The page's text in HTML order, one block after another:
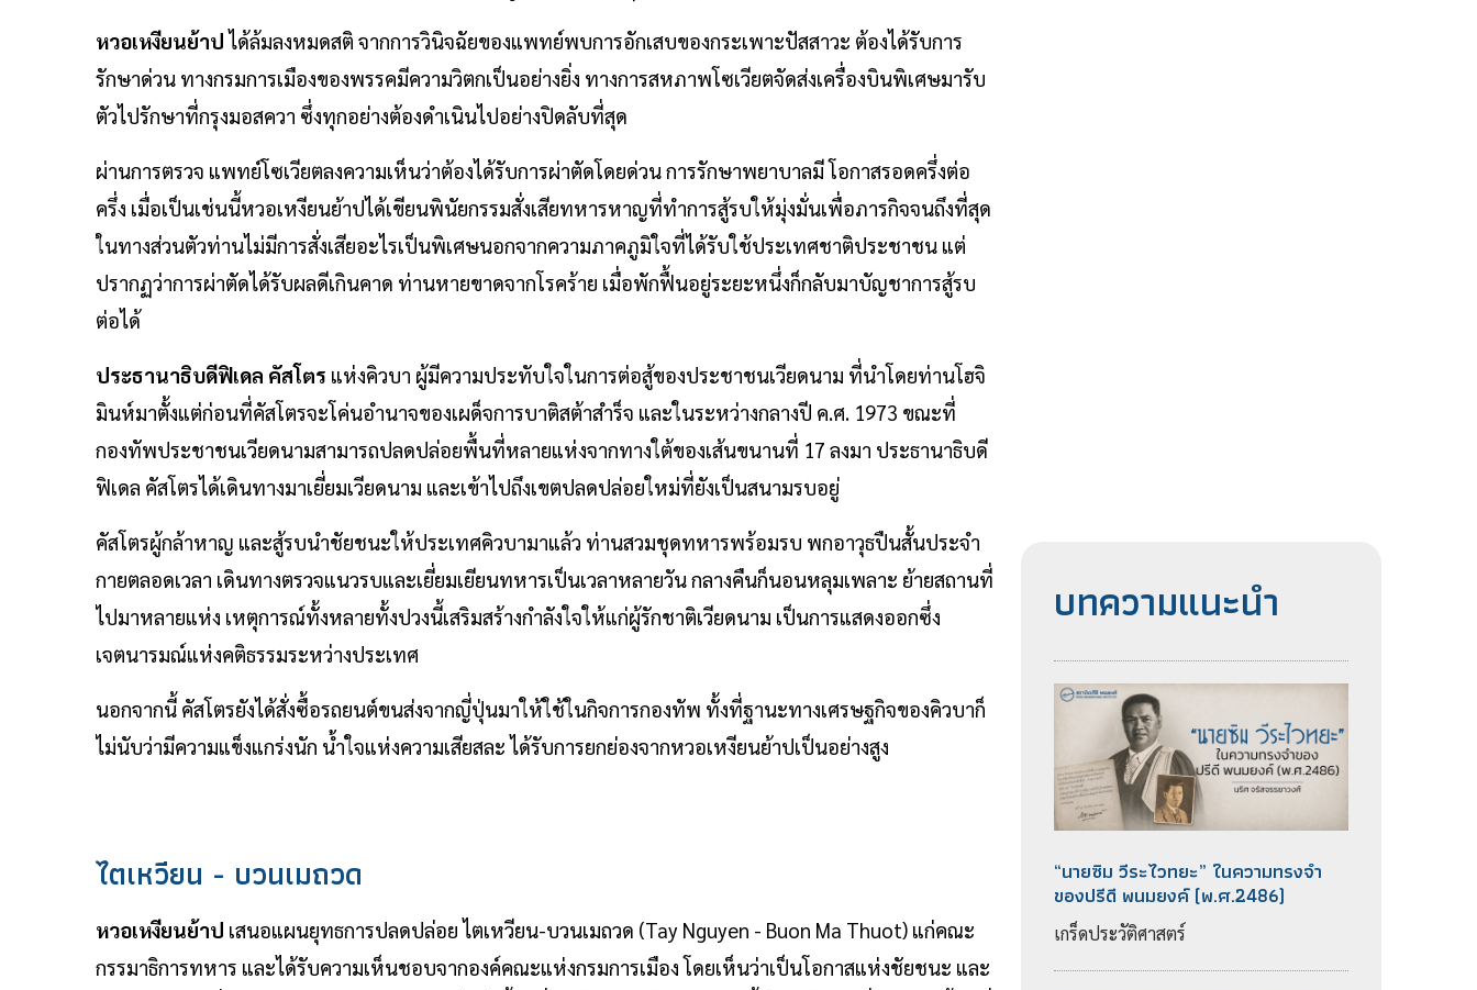
หวอเหงียนย้าปได้ล้มลงหมดสติ จากการวินิจฉัยของแพทย์พบการอักเสบของกระเพาะปัสสาวะ ต้องได้รับการ
รักษาด่วน ทางกรมการเมืองของพรรคมีความวิตกเป็นอย่างยิ่ง ทางการสหภาพโซเวียตจัดส่งเครื่องบินพิเศษมารับ
ตัวไปรักษาที่กรุงมอสควา ซึ่งทุกอย่างต้องดำเนินไปอย่างปิดลับที่สุด
ผ่านการตรวจ แพทย์โซเวียตลงความเห็นว่าต้องได้รับการผ่าตัดโดยด่วน การรักษาพยาบาลมี โอกาสรอดครึ่งต่อ
ครึ่ง เมื่อเป็นเช่นนี้หวอเหงียนย้าปได้เขียนพินัยกรรมสั่งเสียทหารหาญที่ทำการสู้รบให้มุ่งมั่นเพื่อภารกิจจนถึงที่สุด
ในทางส่วนตัวท่านไม่มีการสั่งเสียอะไรเป็นพิเศษนอกจากความภาคภูมิใจที่ได้รับใช้ประเทศชาติประชาชน แต่
ปรากฏว่าการผ่าตัดได้รับผลดีเกินคาด ท่านหายขาดจากโรคร้าย เมื่อพักฟื้นอยู่ระยะหนึ่งก็กลับมาบัญชาการสู้รบ
ต่อได้
ประธานาธิบดีฟิเดล คัสโตร แห่งคิวบา ผู้มีความประทับใจในการต่อสู้ของประชาชนเวียดนาม ที่นำโดยท่านโฮจิ
มินห์มาตั้งแต่ก่อนที่คัสโตรจะโค่นอำนาจของเผด็จการบาติสต้าสำร็จ และในระหว่างกลางปี ค.ศ. 1973 ขณะที่
กองทัพประชาชนเวียดนามสามารถปลดปล่อยพื้นที่หลายแห่งจากทางใต้ของเส้นขนานที่ 17 ลงมา ประธานาธิบดี
ฟิเดล คัสโตรได้เดินทางมาเยี่ยมเวียดนาม และเข้าไปถึงเขตปลดปล่อยใหม่ที่ยังเป็นสนามรบอยู่
คัสโตรผู้กล้าหาญ และสู้รบนำชัยชนะให้ประเทศคิวบามาแล้ว ท่านสวมชุดทหารพร้อมรบ พกอาวุธปืนสั้นประจำ
กายตลอดเวลา เดินทางตรวจแนวรบและเยี่ยมเยียนทหารเป็นเวลาหลายวัน กลางคืนก็นอนหลุมเพลาะ ย้ายสถานที่
ไปมาหลายแห่ง เหตุการณ์ทั้งหลายทั้งปวงนี้เสริมสร้างกำลังใจให้แก่ผู้รักชาติเวียดนาม เป็นการแสดงออกซึ่ง
เจตนารมณ์แห่งคติธรรมระหว่างประเทศ
นอกจากนี้ คัสโตรยังได้สั่งซื้อรถยนต์ขนส่งจากญี่ปุ่นมาให้ใช้ในกิจการกองทัพ ทั้งที่ฐานะทางเศรษฐกิจของคิวบาก็
ไม่นับว่ามีความแข็งแกร่งนัก น้ำใจแห่งความเสียสละ ได้รับการยกย่องจากหวอเหงียนย้าปเป็นอย่างสูง
ไตเหวียน - บวนเมถวด
หวอเหงียนย้าป เสนอแผนยุทธการปลดปล่อย ไตเหวียน-บวนเมถวด (Tay Nguyen - Buon Ma Thuot) แก่คณะ
กรรมาธิการทหาร และได้รับความเห็นชอบจากองค์คณะแห่งกรมการเมือง โดยเห็นว่าเป็นโอกาสแห่งชัยชนะ และ
บทความแนะนำ
“นายซิม วีระไวทยะ” ในความทรงจำ
ของปรีดี พนมยงค์ (พ.ศ.2486)
เกร็ดประวัติศาสตร์